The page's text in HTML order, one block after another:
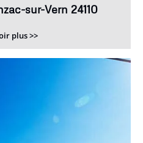
sur-Vern 24110
plus >>